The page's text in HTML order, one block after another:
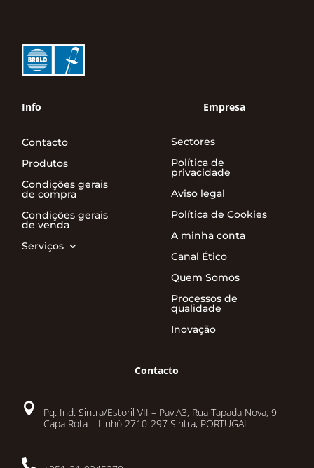
Info
Contacto
Produtos
Condições gerais
de compra
Condições gerais
de venda
Serviços
Empresa
Sectores
Política de
privacidade
Aviso legal
Política de Cookies
A minha conta
Canal Ético
Quem Somos
Processos de
qualidade
Inovação
Contacto

Pq. Ind. Sintra/Estoril VII – Pav.A3, Rua Tapada Nova, 9
Capa Rota – Linhó 2710-297 Sintra, PORTUGAL
